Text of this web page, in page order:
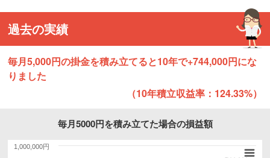
過去の実績
毎月5,000円の掛金を積み立てると10年で+744,000円にな
りました
（10年積立収益率：124.33%）
毎月5000円を積み立てた場合の損益額
1,000,000円